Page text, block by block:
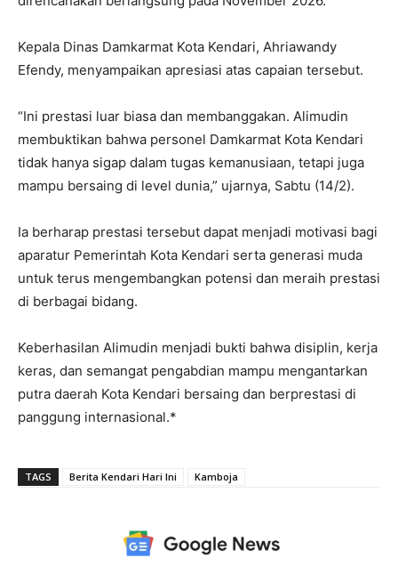
Kepala Dinas Damkarmat Kota Kendari, Ahriawandy
Efendy, menyampaikan apresiasi atas capaian tersebut.
“Ini prestasi luar biasa dan membanggakan. Alimudin
membuktikan bahwa personel Damkarmat Kota Kendari
tidak hanya sigap dalam tugas kemanusiaan, tetapi juga
mampu bersaing di level dunia,” ujarnya, Sabtu (14/2).
Ia berharap prestasi tersebut dapat menjadi motivasi bagi
aparatur Pemerintah Kota Kendari serta generasi muda
untuk terus mengembangkan potensi dan meraih prestasi
di berbagai bidang.
Keberhasilan Alimudin menjadi bukti bahwa disiplin, kerja
keras, dan semangat pengabdian mampu mengantarkan
putra daerah Kota Kendari bersaing dan berprestasi di
panggung internasional.*
TAGS Berita Kendari Hari Ini Kamboja